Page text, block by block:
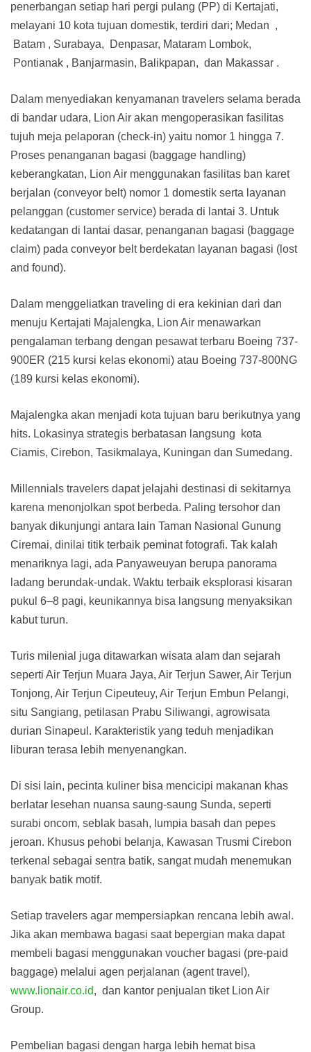
penerbangan setiap hari pergi pulang (PP) di Kertajati,
melayani 10 kota tujuan domestik, terdiri dari; Medan ,
Batam , Surabaya, Denpasar, Mataram Lombok,
Pontianak , Banjarmasin, Balikpapan, dan Makassar .
Dalam menyediakan kenyamanan travelers selama berada
di bandar udara, Lion Air akan mengoperasikan fasilitas
tujuh meja pelaporan (check-in) yaitu nomor 1 hingga 7.
Proses penanganan bagasi (baggage handling)
keberangkatan, Lion Air menggunakan fasilitas ban karet
berjalan (conveyor belt) nomor 1 domestik serta layanan
pelanggan (customer service) berada di lantai 3. Untuk
kedatangan di lantai dasar, penanganan bagasi (baggage
claim) pada conveyor belt berdekatan layanan bagasi (lost
and found).
Dalam menggeliatkan traveling di era kekinian dari dan
menuju Kertajati Majalengka, Lion Air menawarkan
pengalaman terbang dengan pesawat terbaru Boeing 737-
900ER (215 kursi kelas ekonomi) atau Boeing 737-800NG
(189 kursi kelas ekonomi).
Majalengka akan menjadi kota tujuan baru berikutnya yang
hits. Lokasinya strategis berbatasan langsung kota
Ciamis, Cirebon, Tasikmalaya, Kuningan dan Sumedang.
Millennials travelers dapat jelajahi destinasi di sekitarnya
karena menonjolkan spot berbeda. Paling tersohor dan
banyak dikunjungi antara lain Taman Nasional Gunung
Ciremai, dinilai titik terbaik peminat fotografi. Tak kalah
menariknya lagi, ada Panyaweuyan berupa panorama
ladang berundak-undak. Waktu terbaik eksplorasi kisaran
pukul 6–8 pagi, keunikannya bisa langsung menyaksikan
kabut turun.
Turis milenial juga ditawarkan wisata alam dan sejarah
seperti Air Terjun Muara Jaya, Air Terjun Sawer, Air Terjun
Tonjong, Air Terjun Cipeuteuy, Air Terjun Embun Pelangi,
situ Sangiang, petilasan Prabu Siliwangi, agrowisata
durian Sinapeul. Karakteristik yang teduh menjadikan
liburan terasa lebih menyenangkan.
Di sisi lain, pecinta kuliner bisa mencicipi makanan khas
berlatar lesehan nuansa saung-saung Sunda, seperti
surabi oncom, seblak basah, lumpia basah dan pepes
jeroan. Khusus pehobi belanja, Kawasan Trusmi Cirebon
terkenal sebagai sentra batik, sangat mudah menemukan
banyak batik motif.
Setiap travelers agar mempersiapkan rencana lebih awal.
Jika akan membawa bagasi saat bepergian maka dapat
membeli bagasi menggunakan voucher bagasi (pre-paid
baggage) melalui agen perjalanan (agent travel),
www.lionair.co.id, dan kantor penjualan tiket Lion Air
Group.
Pembelian bagasi dengan harga lebih hemat bisa